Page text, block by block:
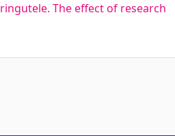
The effect of research